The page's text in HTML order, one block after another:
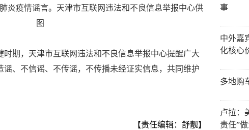
炎疫情谣言。天津市互联网违法和不良信息举报中心供
图
时期，天津市互联网违法和不良信息举报中心提醒广大
、不信谣、不传谣，不传播未经证实信息，共同维护
【责任编辑：舒靓】
事
中外嘉
化核心
多地购
卢拉：
责任”